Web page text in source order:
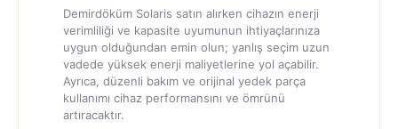
Demirdöküm Solaris satın alırken cihazın enerji
verimliliği ve kapasite uyumunun ihtiyaçlarınıza
uygun olduğundan emin olun; yanlış seçim uzun
vadede yüksek enerji maliyetlerine yol açabilir.
Ayrıca, düzenli bakım ve orijinal yedek parça
kullanımı cihaz performansını ve ömrünü
artıracaktır.